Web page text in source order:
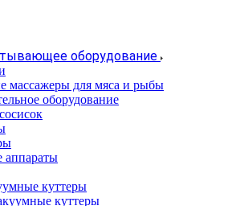
оборудование
массажеры для мяса и рыбы
оборудование
аппараты
куттеры
куттеры